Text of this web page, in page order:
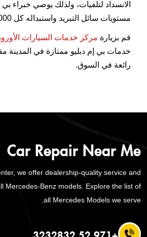
الانسداد لتلفيات، ولذلك يوصي خبراء
مستويات سائل التبريد واستبداله كل 40,000 ميل.
قم بزيارة مركز خدمات السيارات
خدمات بي إم دبليو ممتازة في المدينة
رائعة في السوق.
Car Repair Near Me
we offer dealership-quality service and
Mercedes-Benz models. Explore the list of
all Mercedes Models we serve.
+971 52 3232832